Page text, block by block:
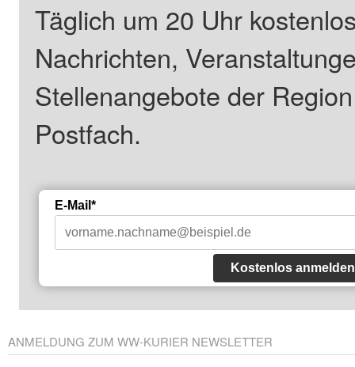
Täglich um 20 Uhr
Nachrichten,
Stellenangebote der
Postfach.
E-Mail*
Kostenlos anmelden
ANMELDUNG ZUM WW-KURIER NEWSLETTER